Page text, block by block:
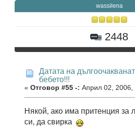
wassilena
2448
Датата на
бебето!!!
« Отговор #55 -: Април 02, 2006,
Някой, ако има притенция за
си, да свирка